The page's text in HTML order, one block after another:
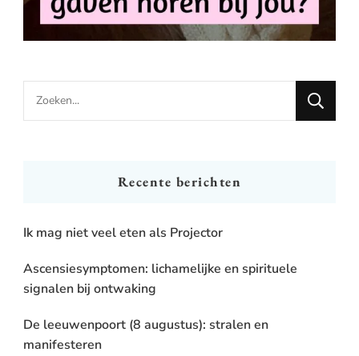
Looking
for
Recente berichten
Ik mag niet veel eten als Projector
Ascensiesymptomen: lichamelijke en spirituele
signalen bij ontwaking
De leeuwenpoort (8 augustus): stralen en
manifesteren